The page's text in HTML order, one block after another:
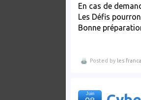
En cas de
Les Défis
Bonne
Posted by les
Juin